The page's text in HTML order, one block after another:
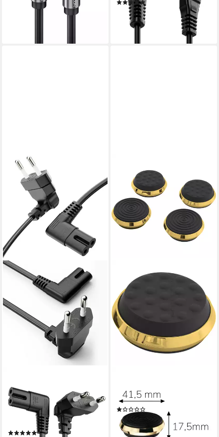
Video-Kabel
5,49 €
(5,49 €/ 1 m)
lieferbar - in 2-3 Werktagen bei dir
Strom-Kabel, Euro-Stecker
90° auf C7 IEC-Buchse 90°,
Euro-Ne Stromkabel, (100
(2)
Adapter, Robust
68,99 €
lieferbar - in 2-3 Werktagen bei dir